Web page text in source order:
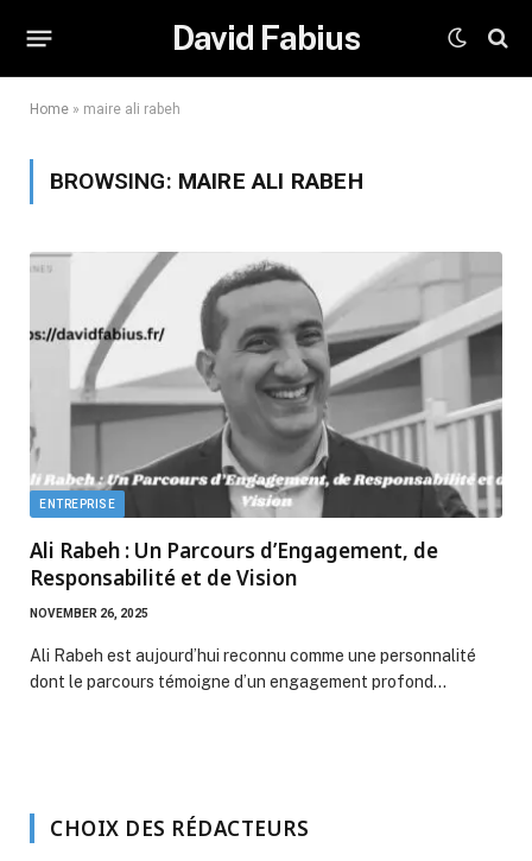
David Fabius
Home » maire ali rabeh
BROWSING: MAIRE ALI RABEH
ENTREPRISE
Ali Rabeh : Un Parcours d’Engagement, de
Responsabilité et de Vision
NOVEMBER 26, 2025
Ali Rabeh est aujourd’hui reconnu comme une personnalité
dont le parcours témoigne d’un engagement profond…
CHOIX DES RÉDACTEURS